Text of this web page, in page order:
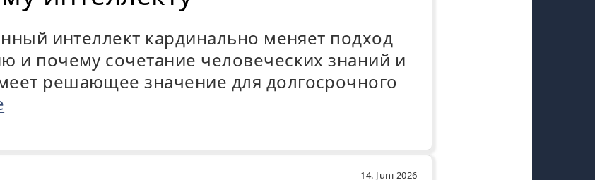
интеллект кардинально меняет подход
и почему сочетание человеческих знаний и
решающее значение для долгосрочного
14. Juni 2026